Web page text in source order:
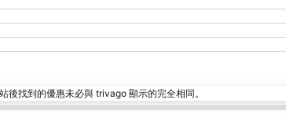
找到的優惠未必與 trivago 顯示的完全相同。